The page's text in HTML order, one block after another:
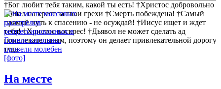
†Бог любит тебя таким, какой ты есть! †Христос добровольно
пошел на крест за твои грехи †Смерть побеждена! †Самый
прямой путь к спасению - не осуждай! †Иисус ищет и ждет
тебя! †Христос воскрес! †Дьявол не может сделать ад
привлекательным, поэтому он делает привлекательной дорогу
туда
На месте